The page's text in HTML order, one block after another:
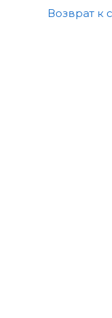
Возврат к